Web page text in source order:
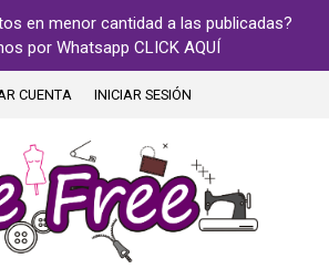
en menor cantidad a las publicadas?
por Whatsapp CLICK AQUÍ
CUENTA INICIAR SESIÓN